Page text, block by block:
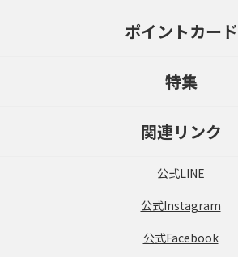
ポイントカード
特集
関連リンク
公式LINE
公式Instagram
公式Facebook